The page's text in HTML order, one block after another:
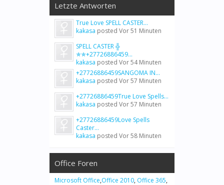
Letzte Antworten
True Love SPELL CASTER...
kakasa posted Vor 51 Minuten
SPELL CASTER ╬
✯✯+27726886459...
kakasa posted Vor 54 Minuten
+27726886459SANGOMA IN...
kakasa posted Vor 57 Minuten
+27726886459True Love Spells...
kakasa posted Vor 57 Minuten
+27726886459Love Spells
Caster...
kakasa posted Vor 58 Minuten
Office Foren
Microsoft Office,Office 2010, Office 365,